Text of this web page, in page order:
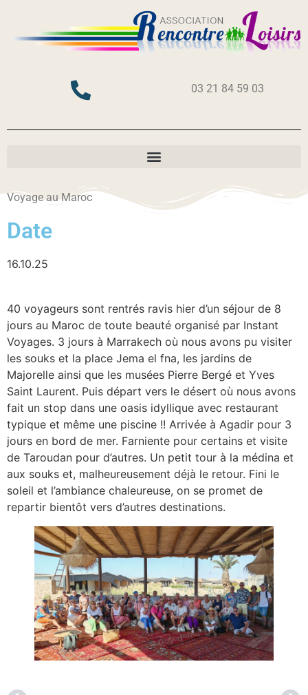
03 21 84 59 03
Voyage au Maroc
Date
16.10.25
40 voyageurs sont rentrés ravis hier d’un séjour de 8
jours au Maroc de toute beauté organisé par Instant
Voyages. 3 jours à Marrakech où nous avons pu visiter
les souks et la place Jema el fna, les jardins de
Majorelle ainsi que les musées Pierre Bergé et Yves
Saint Laurent. Puis départ vers le désert où nous avons
fait un stop dans une oasis idyllique avec restaurant
typique et même une piscine !! Arrivée à Agadir pour 3
jours en bord de mer. Farniente pour certains et visite
de Taroudan pour d’autres. Un petit tour à la médina et
aux souks et, malheureusement déjà le retour. Fini le
soleil et l’ambiance chaleureuse, on se promet de
repartir bientôt vers d’autres destinations.